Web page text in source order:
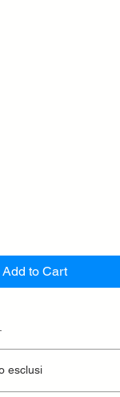
Add to Cart
esclusi